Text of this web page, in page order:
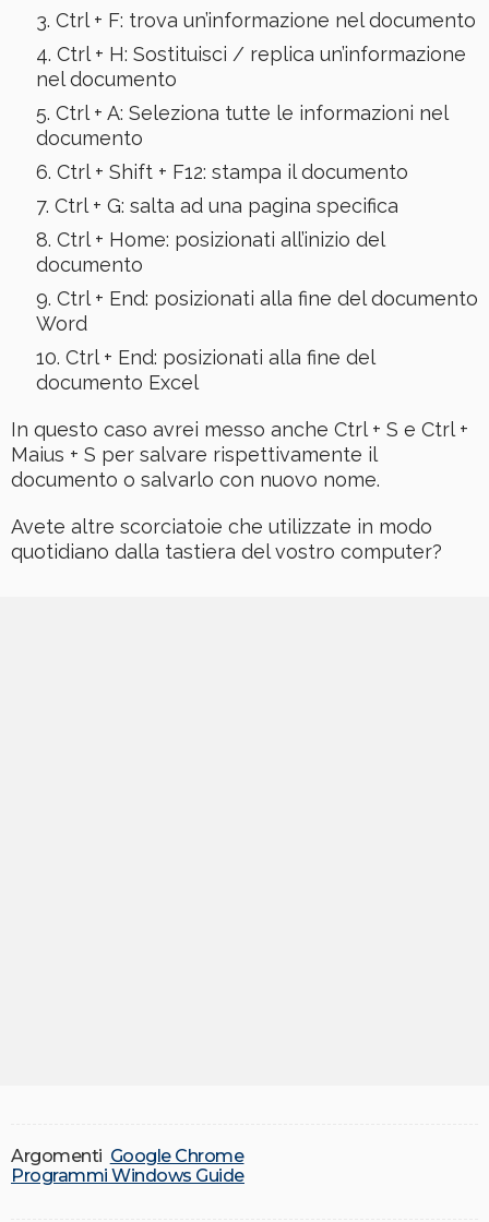
Ctrl + F: trova un’informazione nel documento
Ctrl + H: Sostituisci / replica un’informazione
nel documento
Ctrl + A: Seleziona tutte le informazioni nel
documento
Ctrl + Shift + F12: stampa il documento
Ctrl + G: salta ad una pagina specifica
Ctrl + Home: posizionati all’inizio del
documento
Ctrl + End: posizionati alla fine del documento
Word
Ctrl + End: posizionati alla fine del
documento Excel
In questo caso avrei messo anche Ctrl + S e Ctrl +
Maius + S per salvare rispettivamente il
documento o salvarlo con nuovo nome.
Avete altre scorciatoie che utilizzate in modo
quotidiano dalla tastiera del vostro computer?
Argomenti Google Chrome
Programmi Windows Guide